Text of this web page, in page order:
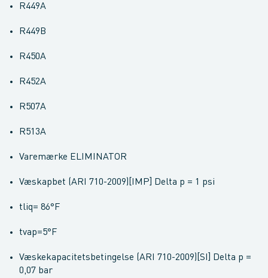
R449A
R449B
R450A
R452A
R507A
R513A
Varemærke ELIMINATOR
Væskapbet (ARI 710-2009)[IMP] Delta p = 1 psi
tliq= 86°F
tvap=5°F
Væskekapacitetsbetingelse (ARI 710-2009)[SI] Delta p =
0,07 bar